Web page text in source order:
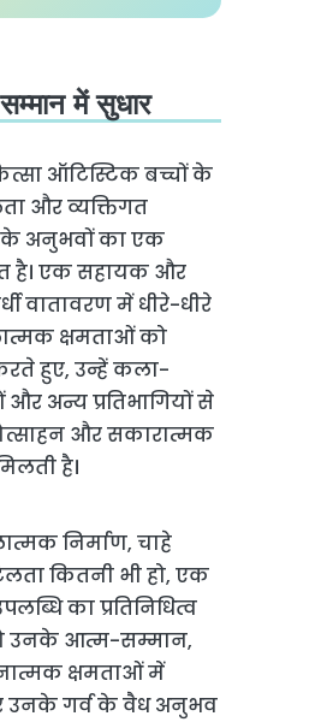
में सुधार
ऑटिस्टिक बच्चों के
और व्यक्तिगत
अनुभवों का एक
है। एक सहायक और
वातावरण में धीरे-धीरे
क्षमताओं को
हुए, उन्हें कला-
अन्य प्रतिभागियों से
और सकारात्मक
है।
निर्माण, चाहे
कितनी भी हो, एक
का प्रतिनिधित्व
उनके आत्म-सम्मान,
क्षमताओं में
उनके गर्व के वैध अनुभव